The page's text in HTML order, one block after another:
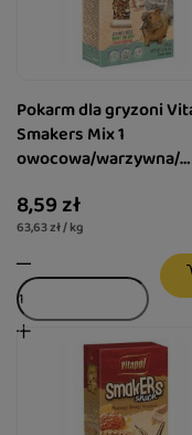
Pokarm dla gryzoni
Smakers Mix 1
owocowa/warzywna/
8,59 zł
63,63 zł / kg